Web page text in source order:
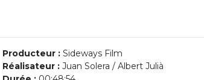
Producteur : Sideways Film
Réalisateur : Juan Solera / Albert Julià